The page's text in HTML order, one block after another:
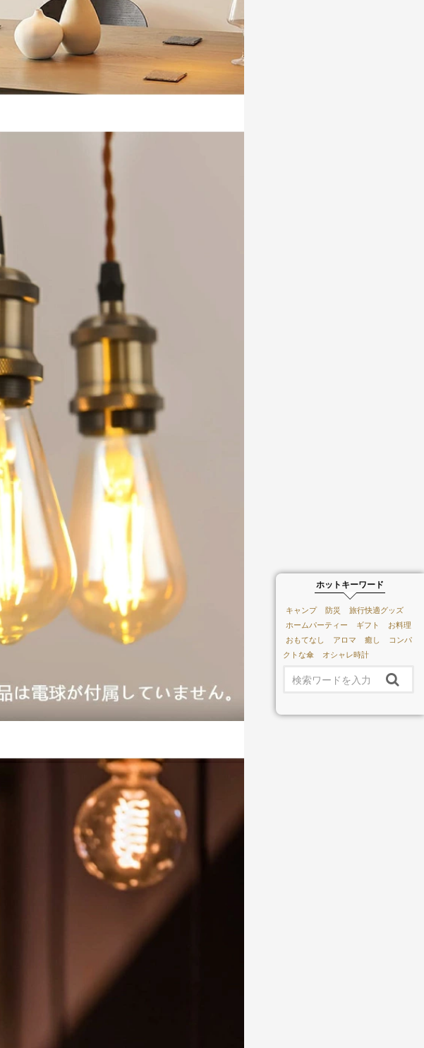
ホットキーワード
キャンプ 防災
旅行快適グッズ
ホームパーティー
ギフト
お料理
おもてなし
アロマ 癒し
コンパ
クトな傘
オシャレ時計